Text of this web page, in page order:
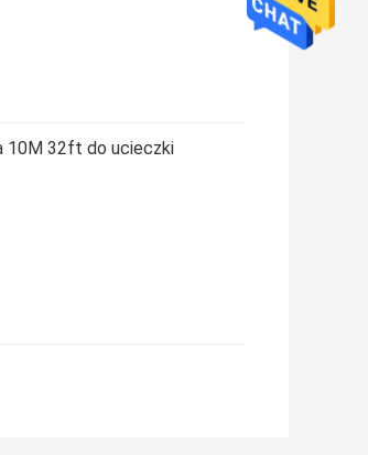
10M 32ft do ucieczki